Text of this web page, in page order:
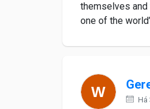
themselves and
one of the
Há